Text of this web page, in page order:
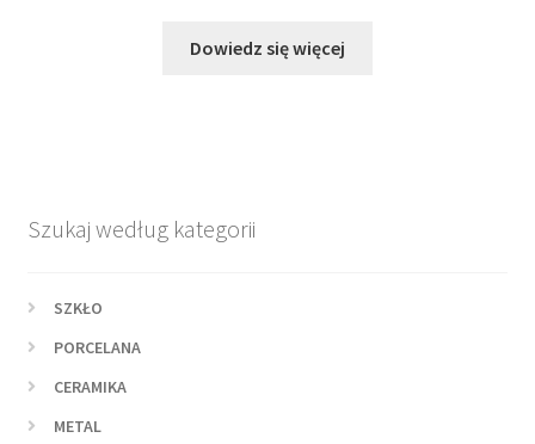
Dowiedz się więcej
Szukaj według kategorii
SZKŁO
PORCELANA
CERAMIKA
METAL